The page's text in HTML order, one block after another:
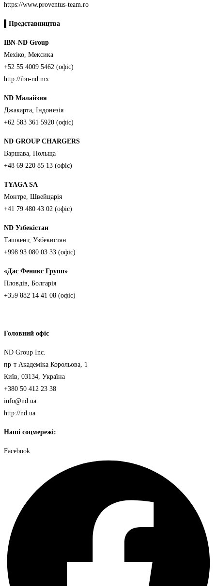
https://www.proventus-team.ro
Представництва
IBN-ND Group
Мехіко, Мексика
+52 55 4009 5462 (офіс)
http://ibn-nd.mx
ND Малайзия
Джакарта, Індонезія
+62 583 361 5920 (офіс)
ND GROUP CHARGERS
Варшава, Польща
+48 69 220 85 13 (офіс)
TYAGA SA
Монтре, Швейцарія
+41 79 480 43 02 (офіс)
ND Узбекістан
Ташкент, Узбекистан
+998 93 080 03 33 (офіс)
«Дас Феникс Групп»
Пловдів, Болгарія
+359 882 14 41 08 (офіс)
Головний офіс
ND Group Inc.
пр-т Академіка Корольова, 1
Київ, 03134, Україна
+380 50 412 23 38
info@nd.ua
http://nd.ua
Наші соцмережі:
Facebook